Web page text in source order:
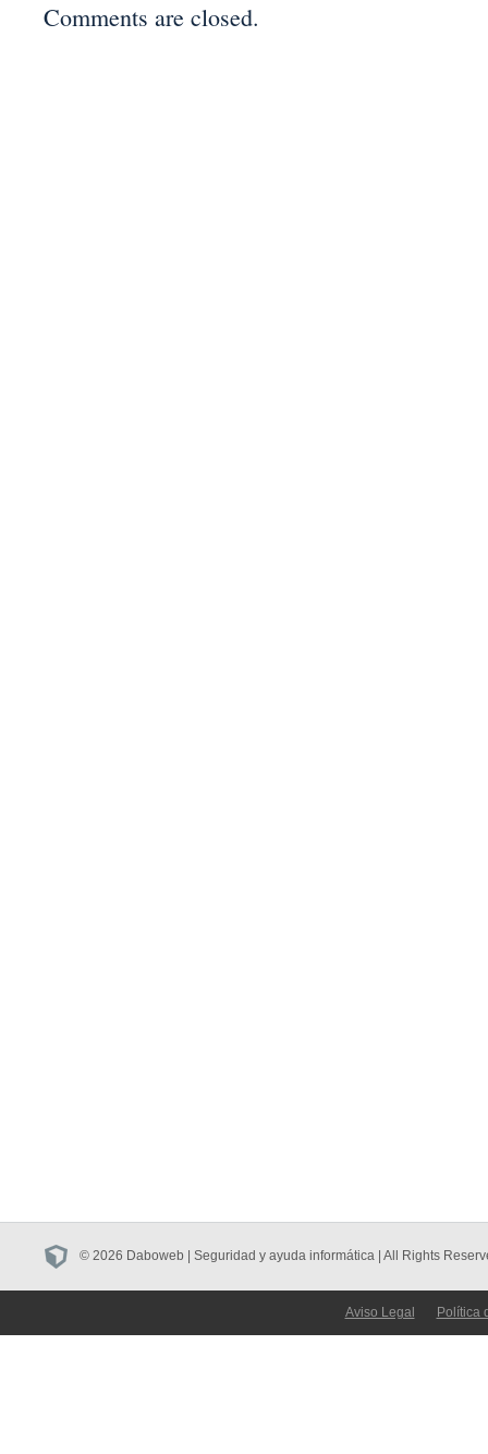
Comments are closed.
© 2026 Daboweb | Seguridad y ayuda informática | All Rights
Aviso Legal Política